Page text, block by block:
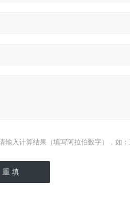
输入计算结果（填写阿拉伯数字），如